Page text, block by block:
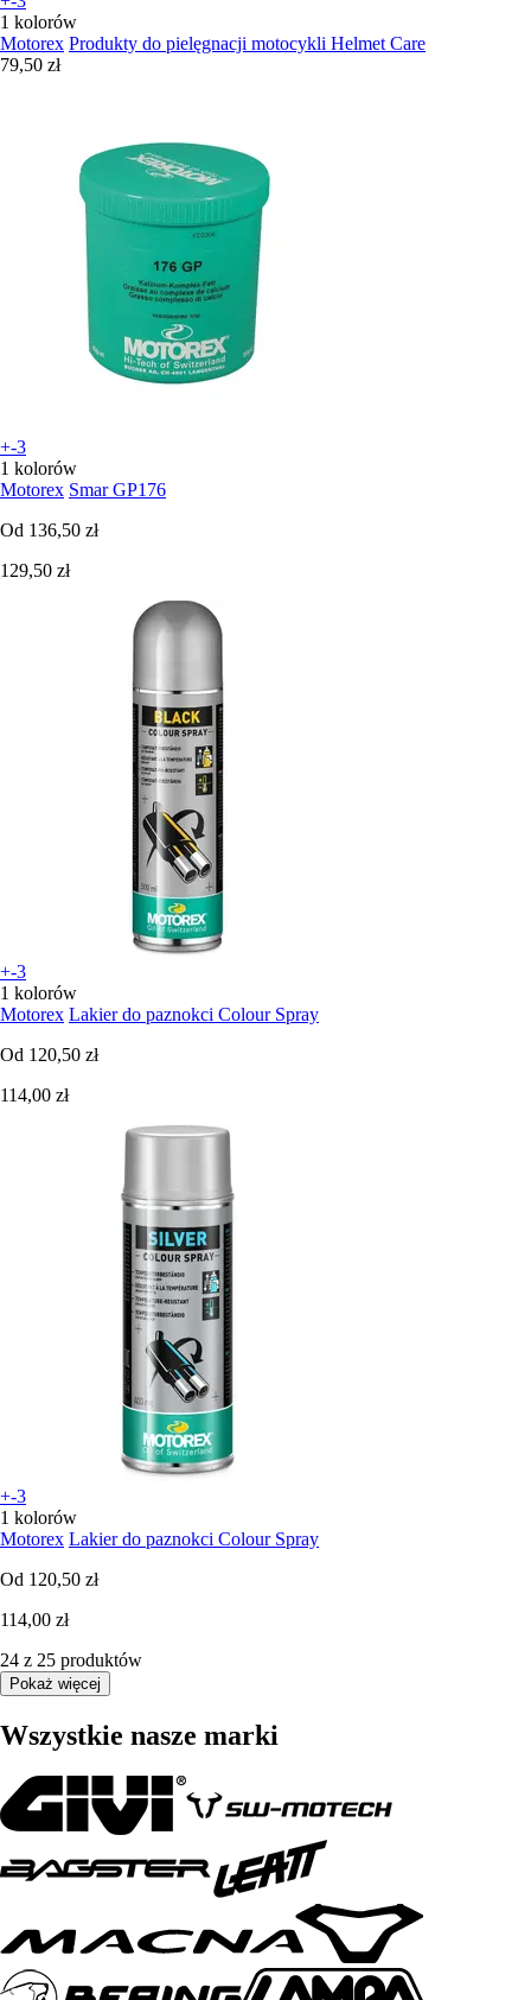
1 kolorów
Motorex Produkty do pielęgnacji motocykli Helmet Care
79,50 zł
+-3
1 kolorów
Motorex Smar GP176
Od 136,50 zł
129,50 zł
+-3
1 kolorów
Motorex Lakier do paznokci Colour Spray
Od 120,50 zł
114,00 zł
+-3
1 kolorów
Motorex Lakier do paznokci Colour Spray
Od 120,50 zł
114,00 zł
24 z 25 produktów
Pokaż więcej
Wszystkie nasze marki